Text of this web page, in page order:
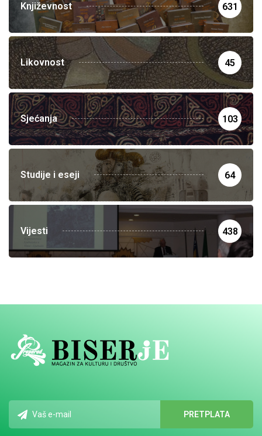
Književnost 631
Likovnost 45
Sjećanja 103
Studije i eseji 64
Vijesti 438